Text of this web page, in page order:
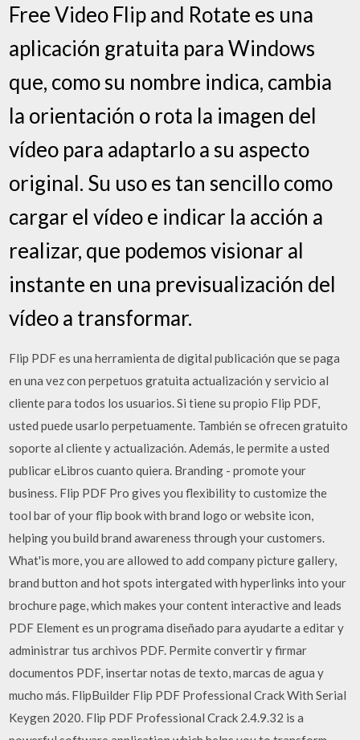
Free Video Flip and Rotate es una
aplicación gratuita para Windows
que, como su nombre indica, cambia
la orientación o rota la imagen del
vídeo para adaptarlo a su aspecto
original. Su uso es tan sencillo como
cargar el vídeo e indicar la acción a
realizar, que podemos visionar al
instante en una previsualización del
vídeo a transformar.
Flip PDF es una herramienta de digital publicación que se paga
en una vez con perpetuos gratuita actualización y servicio al
cliente para todos los usuarios. Si tiene su propio Flip PDF,
usted puede usarlo perpetuamente. También se ofrecen gratuito
soporte al cliente y actualización. Además, le permite a usted
publicar eLibros cuanto quiera. Branding - promote your
business. Flip PDF Pro gives you flexibility to customize the
tool bar of your flip book with brand logo or website icon,
helping you build brand awareness through your customers.
What'is more, you are allowed to add company picture gallery,
brand button and hot spots intergated with hyperlinks into your
brochure page, which makes your content interactive and leads
PDF Element es un programa diseñado para ayudarte a editar y
administrar tus archivos PDF. Permite convertir y firmar
documentos PDF, insertar notas de texto, marcas de agua y
mucho más. FlipBuilder Flip PDF Professional Crack With Serial
Keygen 2020. Flip PDF Professional Crack 2.4.9.32 is a